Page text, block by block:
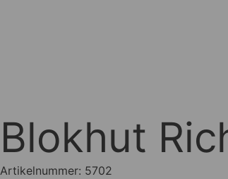
Blokhut
Artikelnummer: 5702